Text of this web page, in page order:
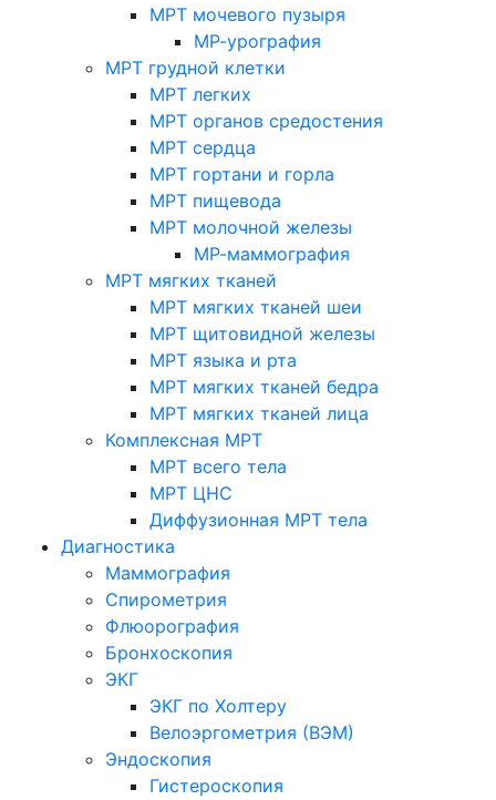
МРТ мочевого пузыря
МР-урография
МРТ грудной клетки
МРТ легких
МРТ органов средостения
МРТ сердца
МРТ гортани и горла
МРТ пищевода
МРТ молочной железы
МР-маммография
МРТ мягких тканей
МРТ мягких тканей шеи
МРТ щитовидной железы
МРТ языка и рта
МРТ мягких тканей бедра
МРТ мягких тканей лица
Комплексная МРТ
МРТ всего тела
МРТ ЦНС
Диффузионная МРТ тела
Диагностика
Маммография
Спирометрия
Флюорография
Бронхоскопия
ЭКГ
ЭКГ по Холтеру
Велоэргометрия (ВЭМ)
Эндоскопия
Гистероскопия